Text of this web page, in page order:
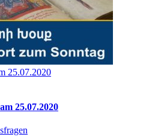
25.07.2020
25.07.2020